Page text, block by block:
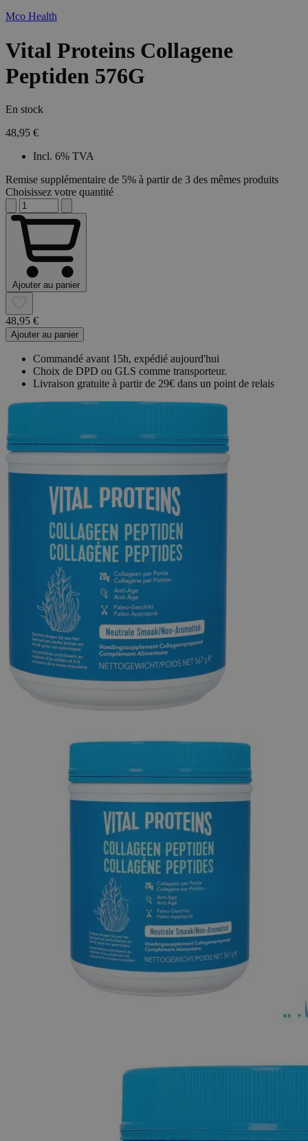
Mco Health
Vital Proteins Collagene
Peptiden 576G
En stock
48,95 €
Incl. 6% TVA
Remise supplémentaire de 5% à partir de 3 des mêmes produits
Choisissez votre quantité
Ajouter au panier
48,95 €
Ajouter au panier
Commandé avant 15h, expédié aujourd'hui
Choix de DPD ou GLS comme transporteur.
Livraison gratuite à partir de 29€ dans un point de relais